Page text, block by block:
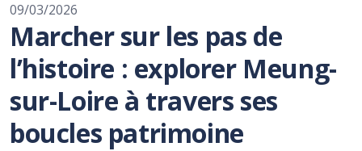
09/03/2026
Marcher sur les pas de
l’histoire : explorer Meung-
sur-Loire à travers ses
boucles patrimoine